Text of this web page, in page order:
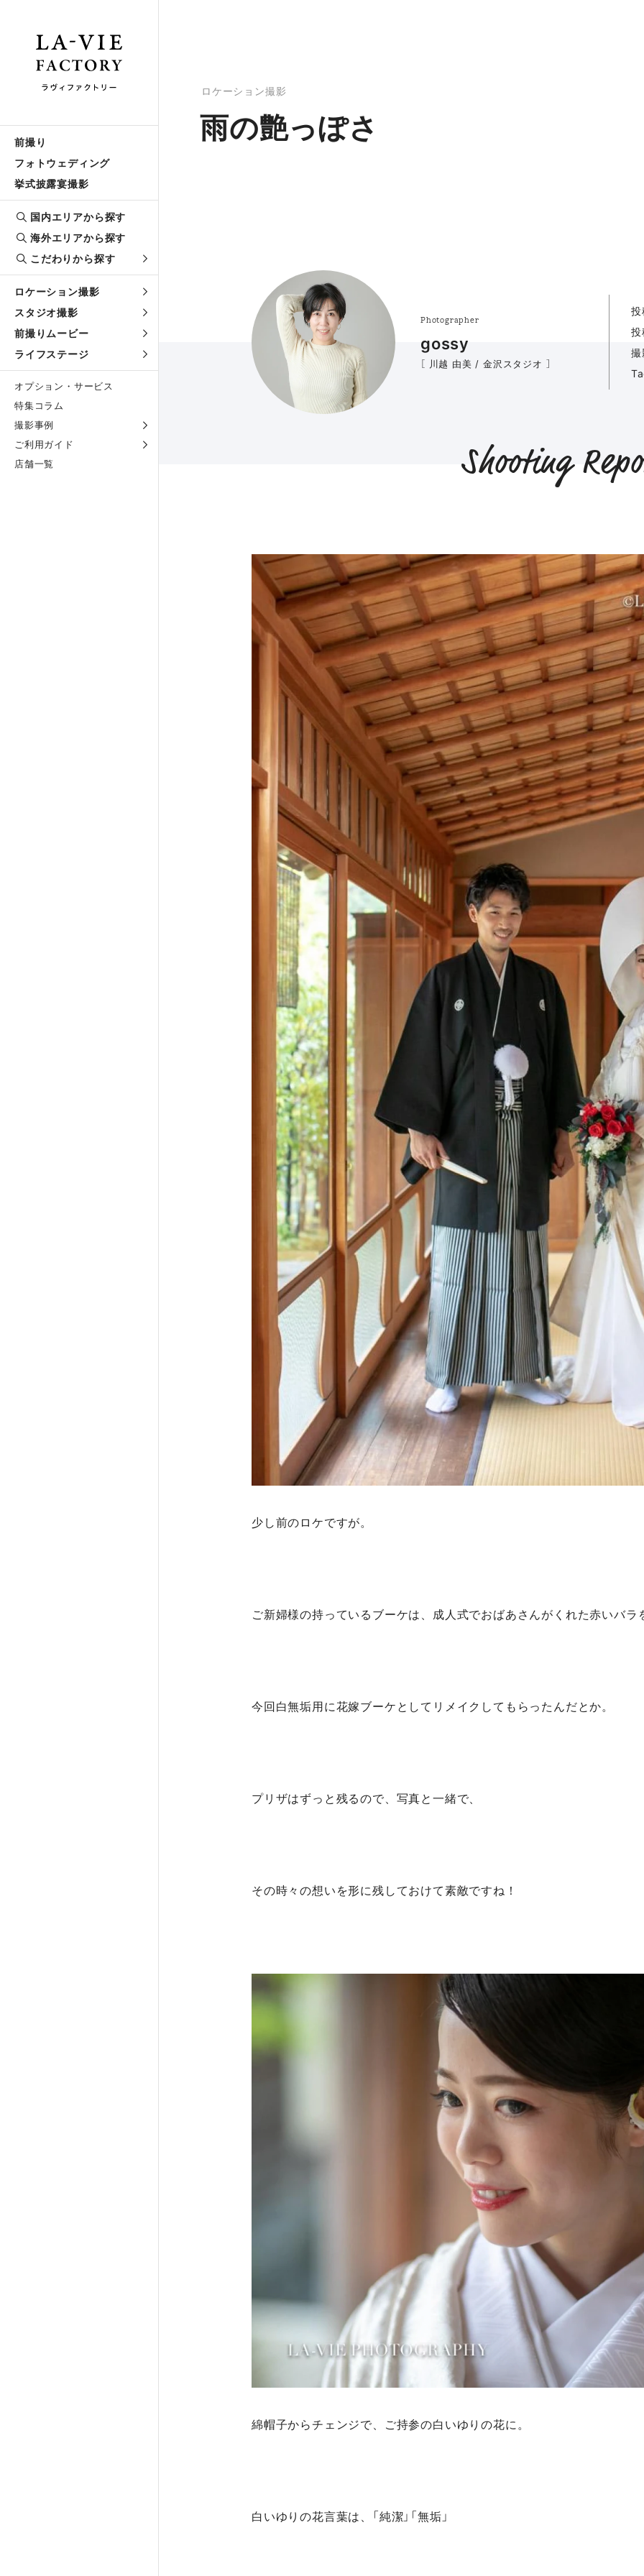
前撮り
フォトウェディング
挙式披露宴撮影
国内エリアから探す
海外エリアから探す
こだわりから探す
ロケーション撮影
スタジオ撮影
前撮りムービー
ライフステージ
オプション・サービス
特集コラム
撮影事例
ご利用ガイド
店舗一覧
ロケーション撮影
雨の艶っぽさ
Photographer
gossy
［ 川越 由美 / 金沢スタジオ ］
投
投
撮
Shooting
少し前のロケですが。
ご新婦様の持っているブーケは、成人式でおばあさんがくれた赤いバラ
今回白無垢用に花嫁ブーケとしてリメイクしてもらったんだとか。
プリザはずっと残るので、写真と一緒で、
その時々の想いを形に残しておけて素敵ですね！
綿帽子からチェンジで、ご持参の白いゆりの花に。
白いゆりの花言葉は、「純潔」「無垢」